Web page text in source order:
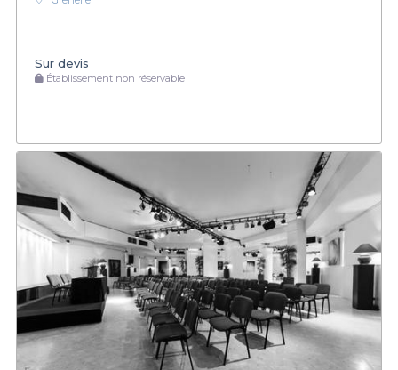
Sur devis
Établissement non réservable